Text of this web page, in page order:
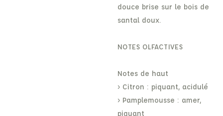
douce brise sur le bois de
santal doux.
NOTES OLFACTIVES
Notes de haut
› Citron : piquant, acidulé
› Pamplemousse : amer,
piquant